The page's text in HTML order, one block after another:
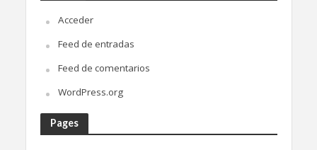
Acceder
Feed de entradas
Feed de comentarios
WordPress.org
Pages